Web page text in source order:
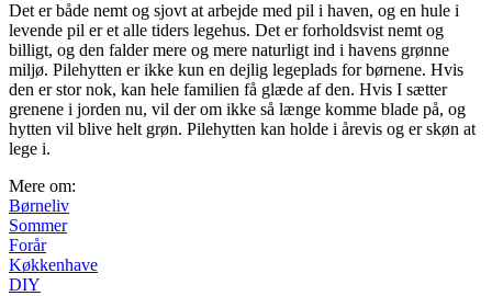
Det er både nemt og sjovt at arbejde med pil i haven, og en hule i
levende pil er et alle tiders legehus. Det er forholdsvist nemt og
billigt, og den falder mere og mere naturligt ind i havens grønne
miljø. Pilehytten er ikke kun en dejlig legeplads for børnene. Hvis
den er stor nok, kan hele familien få glæde af den. Hvis I sætter
grenene i jorden nu, vil der om ikke så længe komme blade på, og
hytten vil blive helt grøn. Pilehytten kan holde i årevis og er skøn at
lege i.
Mere om:
Børneliv
Sommer
Forår
Køkkenhave
DIY